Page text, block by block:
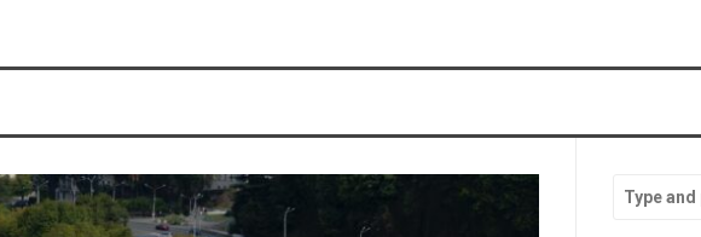
jedzenie i atrakcje krok po budżecie
wystarczy weekend, a kiedy warto zostać dłużej
dachem, muzea i miejsca na deszczowe dni
for: